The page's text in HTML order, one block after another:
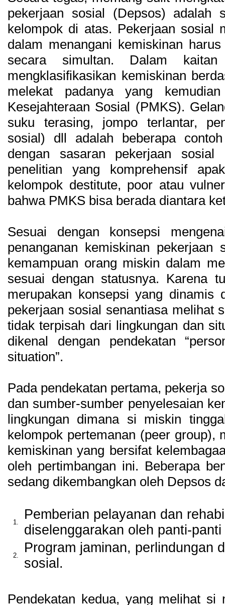
pekerjaan sosial (Depsos) adalah
kelompok di atas. Pekerjaan sosial
dalam menangani kemiskinan
secara simultan. Dalam
mengklasifikasikan kemiskinan
melekat padanya yang
Kesejahteraan Sosial (PMKS).
suku terasing, jompo terlantar,
sosial) dll adalah beberapa
dengan sasaran pekerjaan
penelitian yang komprehensif
kelompok destitute, poor atau
bahwa PMKS bisa berada diantara
Sesuai dengan konsepsi
penanganan kemiskinan pekerjaan
kemampuan orang miskin dalam
sesuai dengan statusnya. Karena
merupakan konsepsi yang dinamis
pekerjaan sosial senantiasa melihat
tidak terpisah dari lingkungan dan
dikenal dengan pendekatan
situation”.
Pada pendekatan pertama, pekerja
dan sumber-sumber penyelesaian
lingkungan dimana si miskin
kelompok pertemanan (peer group),
kemiskinan yang bersifat
oleh pertimbangan ini. Beberapa
sedang dikembangkan oleh Depsos
1.
Pemberian pelayanan dan
diselenggarakan oleh panti-
2.
Program jaminan, perlindungan
sosial.
Pendekatan kedua, yang melihat